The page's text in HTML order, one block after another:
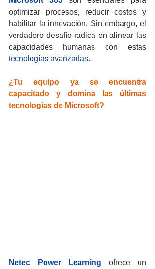
optimizar procesos, reducir costos y
habilitar la innovación. Sin embargo, el
verdadero desafío radica en alinear las
tecnologías avanzadas.
¿Tu equipo ya se encuentra
capacitado y domina las últimas
tecnologías de Microsoft?
Netec Power Learning
ofrece un